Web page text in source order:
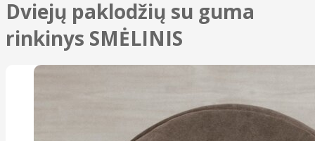
Dviejų paklodžių su guma
rinkinys SMĖLINIS